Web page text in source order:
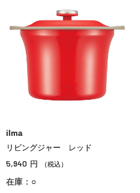
ilma
リビングジャー レッド
5,940 円 （税込）
在庫：○